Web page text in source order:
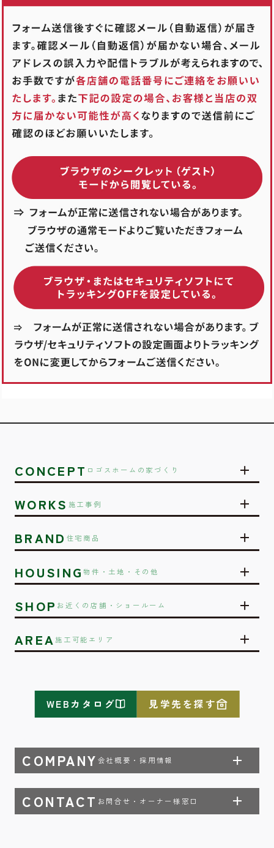
CONCEPT ロゴスホームの家づくり
WORKS 施工事例
BRAND 住宅商品
HOUSING物件・土地・その他
SHOP お近くの店舗・ショールーム
AREA施工可能エリア
COMPANY 会社概要・採用情報
CONTACT お問合せ・オーナー様窓口
WEBカタログ 見学先を探す